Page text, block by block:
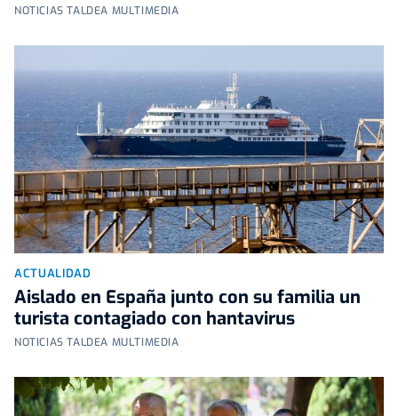
NOTICIAS TALDEA MULTIMEDIA
ACTUALIDAD
Aislado en España junto con su familia un
turista contagiado con hantavirus
NOTICIAS TALDEA MULTIMEDIA